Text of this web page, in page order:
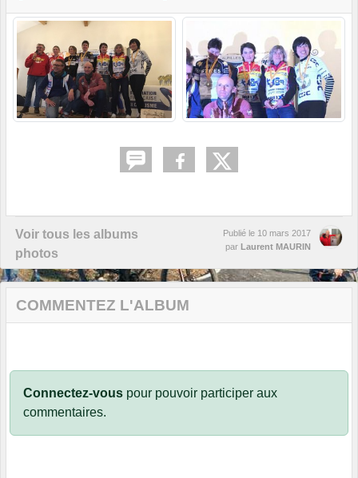
Voir tous les albums
photos
Publié le 10 mars 2017
par Laurent MAURIN
COMMENTEZ L'ALBUM
Connectez-vous pour pouvoir participer aux
commentaires.